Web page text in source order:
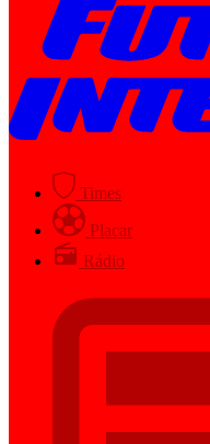
Times
Placar
Rádio